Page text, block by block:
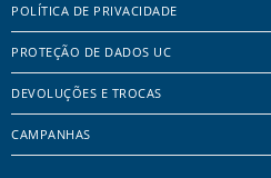
POLÍTICA DE PRIVACIDADE
PROTEÇÃO DE DADOS UC
DEVOLUÇÕES E TROCAS
CAMPANHAS